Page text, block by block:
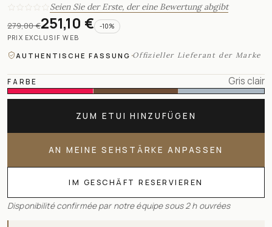
Seien Sie der Erste, der eine Bewertung abgibt
279,00 €251,10 € -10%
PRIX EXCLUSIF WEB
AUTHENTISCHE FASSUNG ·Offizieller Lieferant der Marke
FARBE Gris clair
ZUM ETUI HINZUFÜGEN
AN MEINE SEHSTÄRKE ANPASSEN
IM GESCHÄFT RESERVIEREN
Disponibilité confirmée par notre équipe sous 2 h ouvrées